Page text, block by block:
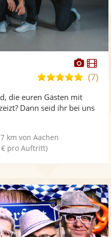
5,0(7)
die euren Gästen mit
Dann seid ihr bei uns
km von Aachen
€ pro Auftritt)